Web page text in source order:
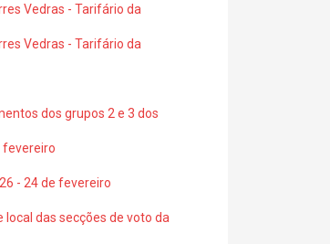
Vedras - Tarifário da
Vedras - Tarifário da
dos grupos 2 e 3 dos
fevereiro
- 24 de fevereiro
das secções de voto da